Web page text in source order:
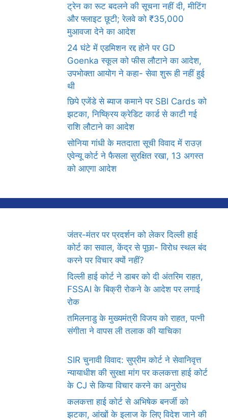
ट्रेन का रूट बदलने की सूचना नहीं दी, मीटिंग
और फ्लाइट छूटी; रेलवे को ₹35,000
मुआवजा देने का आदेश
24 घंटे में एडमिशन रद्द होने पर GD
Goenka स्कूल को फीस लौटाने का आदेश,
उपभोक्ता आयोग ने कहा- सेवा शुरू ही नहीं हुई
थी
छिपे एजेंडे से ब्याज कमाने पर SBI Cards को
झटका, निष्क्रिय क्रेडिट कार्ड से काटी गई
राशि लौटाने का आदेश
सोनिया गांधी के मतदाता सूची विवाद में राउज़
एवेन्यू कोर्ट ने फैसला सुरक्षित रखा, 13 अगस्त
को आएगा आदेश
जंतर-मंतर पर प्रदर्शन को लेकर दिल्ली हाई
कोर्ट का सवाल, केंद्र से पूछा- विरोध स्थल बंद
करने पर विचार क्यों नहीं?
दिल्ली हाई कोर्ट ने डाबर को दी अंतरिम राहत,
FSSAI के बिक्री रोकने के आदेश पर लगाई
रोक
तमिलनाडु के मुख्यमंत्री विजय को राहत, पत्नी
संगीता ने वापस ली तलाक की याचिका
SIR चुनावी विवाद: सुप्रीम कोर्ट ने सेवानिवृत्त
न्यायाधीश की सुरक्षा मांग पर कलकत्ता हाई कोर्ट
के CJ से किया विचार करने का अनुरोध
कलकत्ता हाई कोर्ट से अभिषेक बनर्जी को
झटका, आंखों के इलाज के लिए विदेश जाने की